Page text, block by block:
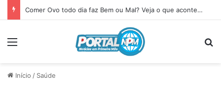
Comer Ovo todo dia faz Bem ou Mal? Veja o que acontece com seu corpo
Início / Saúde